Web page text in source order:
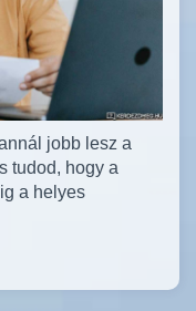
jobb lesz a
tudod, hogy a
a helyes